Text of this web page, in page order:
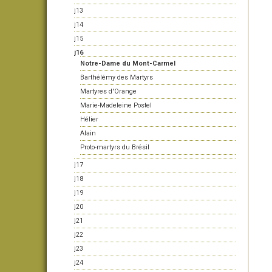
j13
j14
j15
j16
Notre-Dame du Mont-Carmel
Barthélémy des Martyrs
Martyres d'Orange
Marie-Madeleine Postel
Hélier
Alain
Proto-martyrs du Brésil
j17
j18
j19
j20
j21
j22
j23
j24